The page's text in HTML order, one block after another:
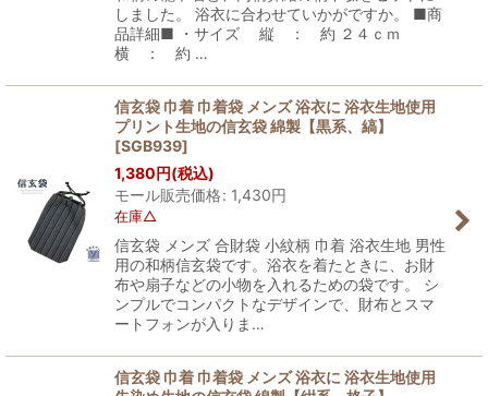
しました。 浴衣に合わせていかがですか。 ■商
品詳細■ ・サイズ 縦 ： 約 ２４ｃｍ
横 ： 約 …
信玄袋 巾着 巾着袋 メンズ 浴衣に 浴衣生地使用
プリント生地の信玄袋 綿製【黒系、縞】
[SGB939]
1,380円(税込)
モール販売価格: 1,430円
在庫△
信玄袋 メンズ 合財袋 小紋柄 巾着 浴衣生地 男性
用の和柄信玄袋です。浴衣を着たときに、お財
布や扇子などの小物を入れるための袋です。 シ
ンプルでコンパクトなデザインで、財布とスマ
ートフォンが入りま…
信玄袋 巾着 巾着袋 メンズ 浴衣に 浴衣生地使用